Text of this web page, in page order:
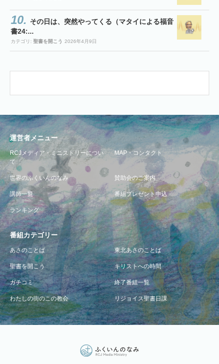
その日は、突然やってくる（マタイによる福音
書24:...
カテゴリ: 聖書を開こう 2026年4月9日
運営者メニュー
RCJメディア・ミニストリーについ
て
MAP・コンタクト
世界のふくいんのなみ 賛助会のご案内
講師一覧 番組プレゼント申込
ランキング
番組カテゴリー
あさのことば 東北あさのことば
聖書を開こう キリストへの時間
ガチコミ 終了番組一覧
わたしの街のこの教会 リジョイス聖書日課